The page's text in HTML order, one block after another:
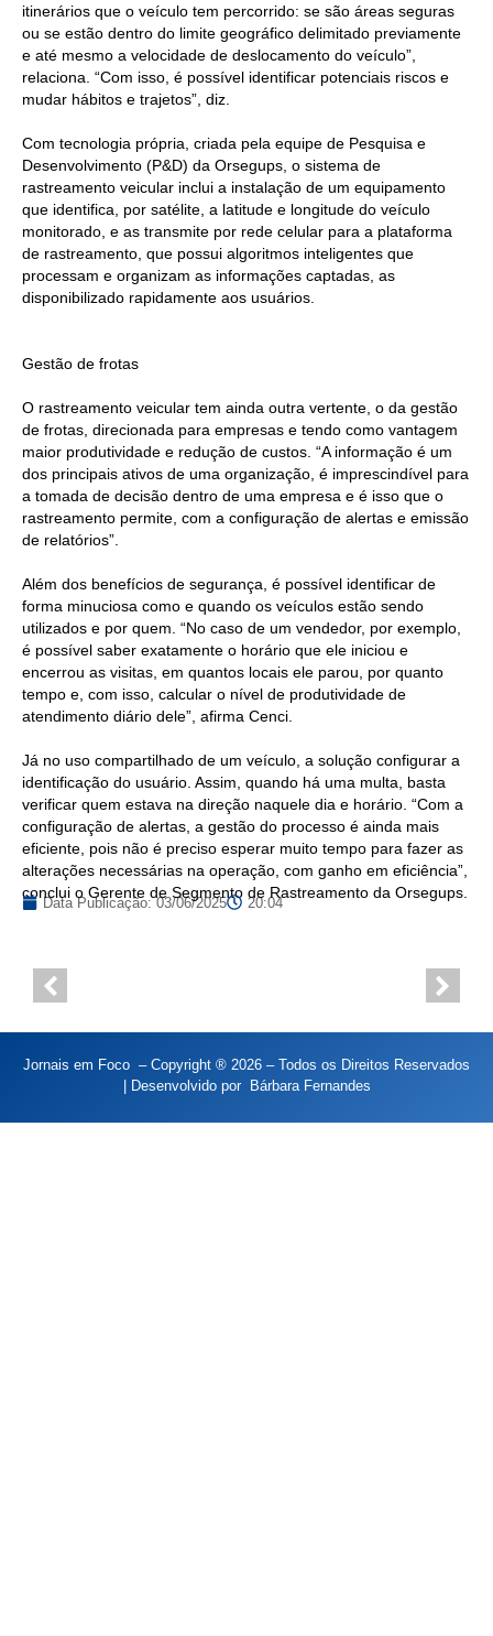
itinerários que o veículo tem percorrido: se são áreas seguras
ou se estão dentro do limite geográfico delimitado previamente
e até mesmo a velocidade de deslocamento do veículo”,
relaciona. “Com isso, é possível identificar potenciais riscos e
mudar hábitos e trajetos”, diz.
Com tecnologia própria, criada pela equipe de Pesquisa e
Desenvolvimento (P&D) da Orsegups, o sistema de
rastreamento veicular inclui a instalação de um equipamento
que identifica, por satélite, a latitude e longitude do veículo
monitorado, e as transmite por rede celular para a plataforma
de rastreamento, que possui algoritmos inteligentes que
processam e organizam as informações captadas, as
disponibilizado rapidamente aos usuários.
Gestão de frotas
O rastreamento veicular tem ainda outra vertente, o da gestão
de frotas, direcionada para empresas e tendo como vantagem
maior produtividade e redução de custos. “A informação é um
dos principais ativos de uma organização, é imprescindível para
a tomada de decisão dentro de uma empresa e é isso que o
rastreamento permite, com a configuração de alertas e emissão
de relatórios”.
Além dos benefícios de segurança, é possível identificar de
forma minuciosa como e quando os veículos estão sendo
utilizados e por quem. “No caso de um vendedor, por exemplo,
é possível saber exatamente o horário que ele iniciou e
encerrou as visitas, em quantos locais ele parou, por quanto
tempo e, com isso, calcular o nível de produtividade de
atendimento diário dele”, afirma Cenci.
Já no uso compartilhado de um veículo, a solução configurar a
identificação do usuário. Assim, quando há uma multa, basta
verificar quem estava na direção naquele dia e horário. “Com a
configuração de alertas, a gestão do processo é ainda mais
eficiente, pois não é preciso esperar muito tempo para fazer as
alterações necessárias na operação, com ganho em eficiência”,
conclui o Gerente de Segmento de Rastreamento da Orsegups.
Data Publicação:03/06/2025 20:04
Jornais em Foco – Copyright ® 2026 – Todos os Direitos Reservados
| Desenvolvido por Bárbara Fernandes